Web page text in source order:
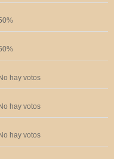
No hay votos
No hay votos
No hay votos